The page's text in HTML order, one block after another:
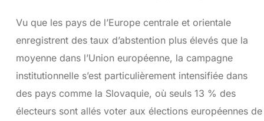
Vu que les pays de l’Europe centrale et orientale
enregistrent des taux d’abstention plus élevés que la
moyenne dans l’Union européenne, la campagne
institutionnelle s’est particulièrement intensifiée dans
des pays comme la Slovaquie, où seuls 13 % des
électeurs sont allés voter aux élections européennes de